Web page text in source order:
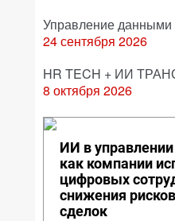
Управление данными
24 сентября 2026
HR TECH + ИИ
8 октября 2026
ИИ в
как компании
цифровых
снижения
сделок